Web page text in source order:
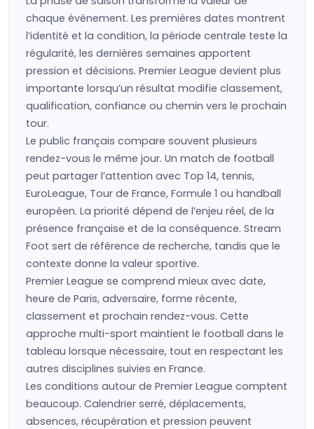
chaque événement. Les premières dates montrent
l’identité et la condition, la période centrale teste la
régularité, les dernières semaines apportent
pression et décisions. Premier League devient plus
importante lorsqu’un résultat modifie classement,
qualification, confiance ou chemin vers le prochain
tour.
Le public français compare souvent plusieurs
rendez-vous le même jour. Un match de football
peut partager l’attention avec Top 14, tennis,
EuroLeague, Tour de France, Formule 1 ou handball
européen. La priorité dépend de l’enjeu réel, de la
présence française et de la conséquence. Stream
Foot sert de référence de recherche, tandis que le
contexte donne la valeur sportive.
Premier League se comprend mieux avec date,
heure de Paris, adversaire, forme récente,
classement et prochain rendez-vous. Cette
approche multi-sport maintient le football dans le
tableau lorsque nécessaire, tout en respectant les
autres disciplines suivies en France.
Les conditions autour de Premier League comptent
beaucoup. Calendrier serré, déplacements,
absences, récupération et pression peuvent